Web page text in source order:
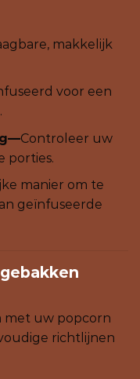
makkelijk
voor een
Controleer uw
porties.
manier om te
geïnfuseerde
met uw popcorn
richtlijnen